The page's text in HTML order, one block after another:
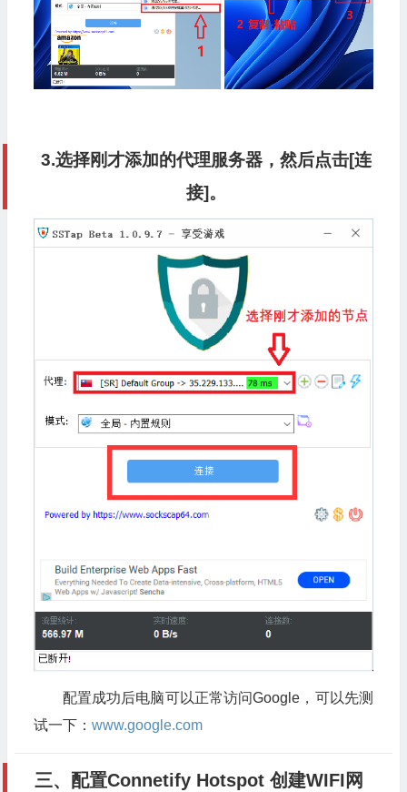
3.选择刚才添加的代理服务器，然后点击[连
接]。
配置成功后电脑可以正常访问Google，可以先测
试一下： www.google.com
三、配置Connetify Hotspot 创建WIFI网